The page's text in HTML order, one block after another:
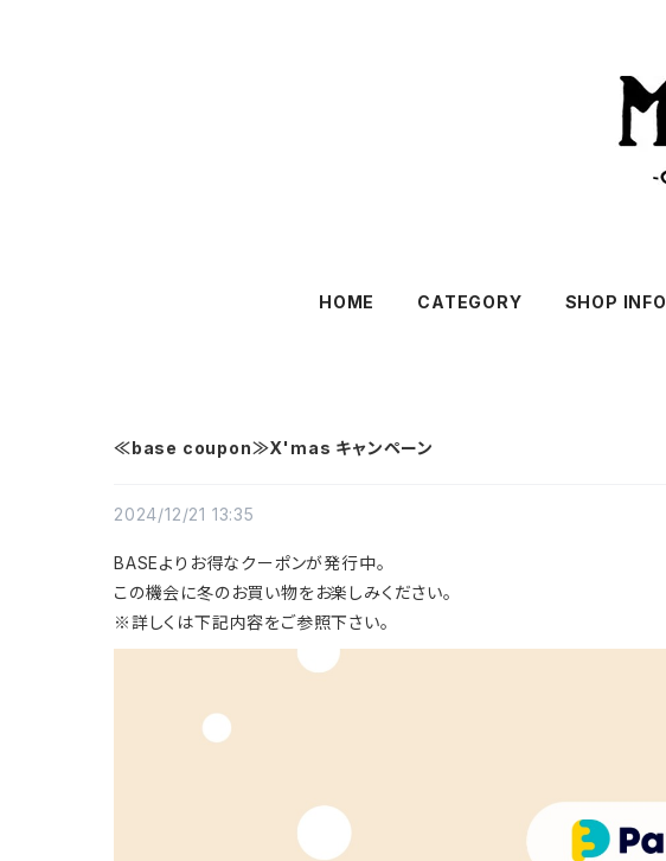
HOME CATEGORY SHOP INFO
≪base coupon≫X'mas キャンペーン
2024/12/21 13:35
BASEよりお得なクーポンが発行中。
この機会に冬のお買い物をお楽しみください。
※詳しくは下記内容をご参照下さい。